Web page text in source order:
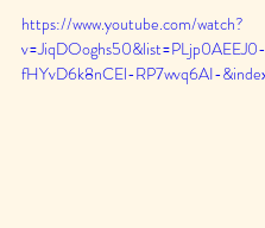
https://www.youtube.com/watch?
v=JiqDOoghs50&list=PLjp0AEEJ0-
fHYvD6k8nCEl-RP7wvq6AI-